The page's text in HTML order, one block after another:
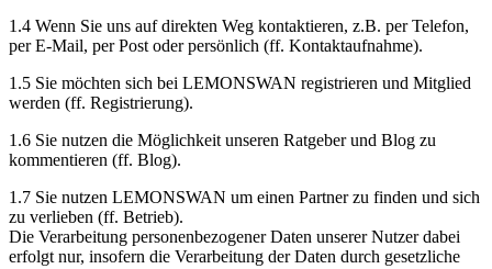
1.4 Wenn Sie uns auf direkten Weg kontaktieren, z.B. per Telefon,
per E-Mail, per Post oder persönlich (ff. Kontaktaufnahme).
1.5 Sie möchten sich bei LEMONSWAN registrieren und Mitglied
werden (ff. Registrierung).
1.6 Sie nutzen die Möglichkeit unseren Ratgeber und Blog zu
kommentieren (ff. Blog).
1.7 Sie nutzen LEMONSWAN um einen Partner zu finden und sich
zu verlieben (ff. Betrieb).
Die Verarbeitung personenbezogener Daten unserer Nutzer dabei
erfolgt nur, insofern die Verarbeitung der Daten durch gesetzliche